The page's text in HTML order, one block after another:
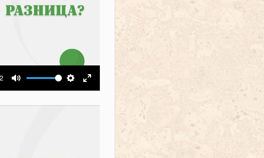
Выключить звукНастройки
На весь экран